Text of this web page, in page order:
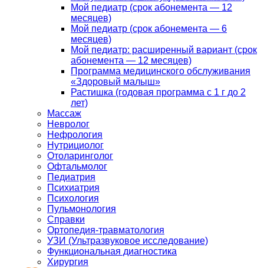
Мой педиатр (срок абонемента — 12
месяцев)
Мой педиатр (срок абонемента — 6
месяцев)
Мой педиатр: расширенный вариант (срок
абонемента — 12 месяцев)
Программа медицинского обслуживания
«Здоровый малыш»
Растишка (годовая программа с 1 г до 2
лет)
Массаж
Невролог
Нефрология
Нутрициолог
Отоларинголог
Офтальмолог
Педиатрия
Психиатрия
Психология
Пульмонология
Справки
Ортопедия-травматология
УЗИ (Ультразвуковое исследование)
Функциональная диагностика
Хирургия